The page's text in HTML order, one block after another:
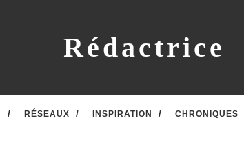
Rédactrice
RÉSEAUX INSPIRATION CHRONIQUES